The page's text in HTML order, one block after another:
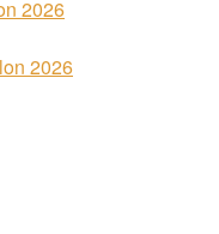
2026
2026